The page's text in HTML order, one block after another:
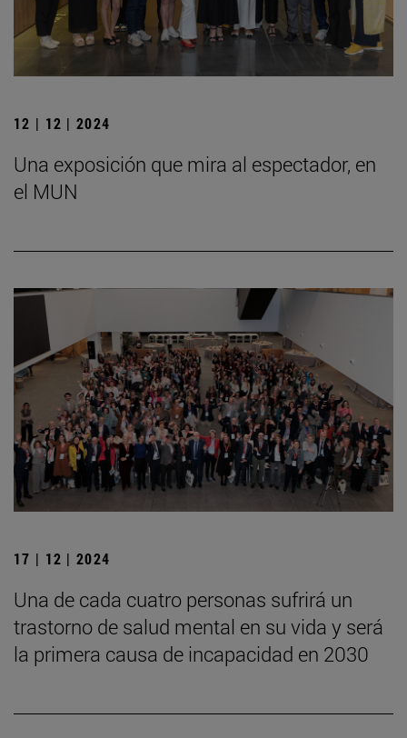
12 | 12 | 2024
Una exposición que mira al espectador, en
el MUN
17 | 12 | 2024
Una de cada cuatro personas sufrirá un
trastorno de salud mental en su vida y será
la primera causa de incapacidad en 2030